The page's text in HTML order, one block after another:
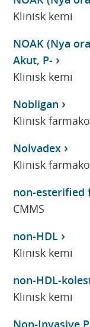
Klinisk kemi
NOAK (Nya
Akut, P-
Klinisk kemi
Nobligan
Klinisk
Nolvadex
Klinisk
non-esterified
CMMS
non-HDL
Klinisk kemi
non-HDL-
Klinisk kemi
Non-Invasive